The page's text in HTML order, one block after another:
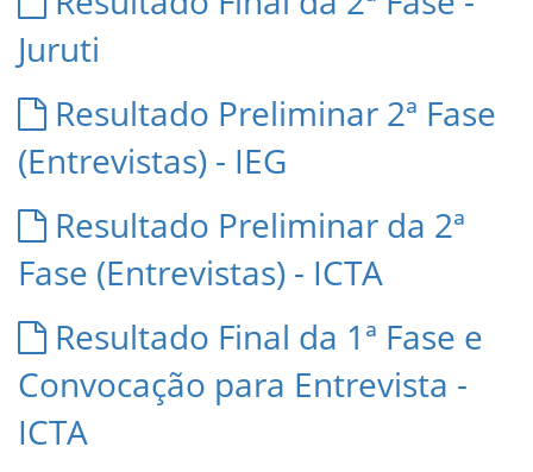
Juruti
Resultado Preliminar 2ª Fase
(Entrevistas) - IEG
Resultado Preliminar da 2ª
Fase (Entrevistas) - ICTA
Resultado Final da 1ª Fase e
Convocação para Entrevista -
ICTA